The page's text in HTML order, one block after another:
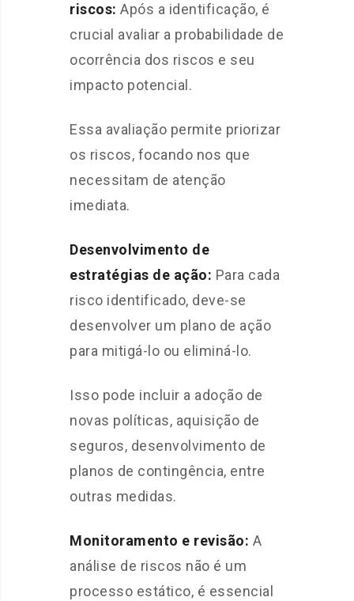
riscos: Após a identificação, é
crucial avaliar a probabilidade de
ocorrência dos riscos e seu
impacto potencial.
Essa avaliação permite priorizar
os riscos, focando nos que
necessitam de atenção
imediata.
Desenvolvimento de
estratégias de ação: Para cada
risco identificado, deve-se
desenvolver um plano de ação
para mitigá-lo ou eliminá-lo.
Isso pode incluir a adoção de
novas políticas, aquisição de
seguros, desenvolvimento de
planos de contingência, entre
outras medidas.
Monitoramento e revisão: A
análise de riscos não é um
processo estático, é essencial